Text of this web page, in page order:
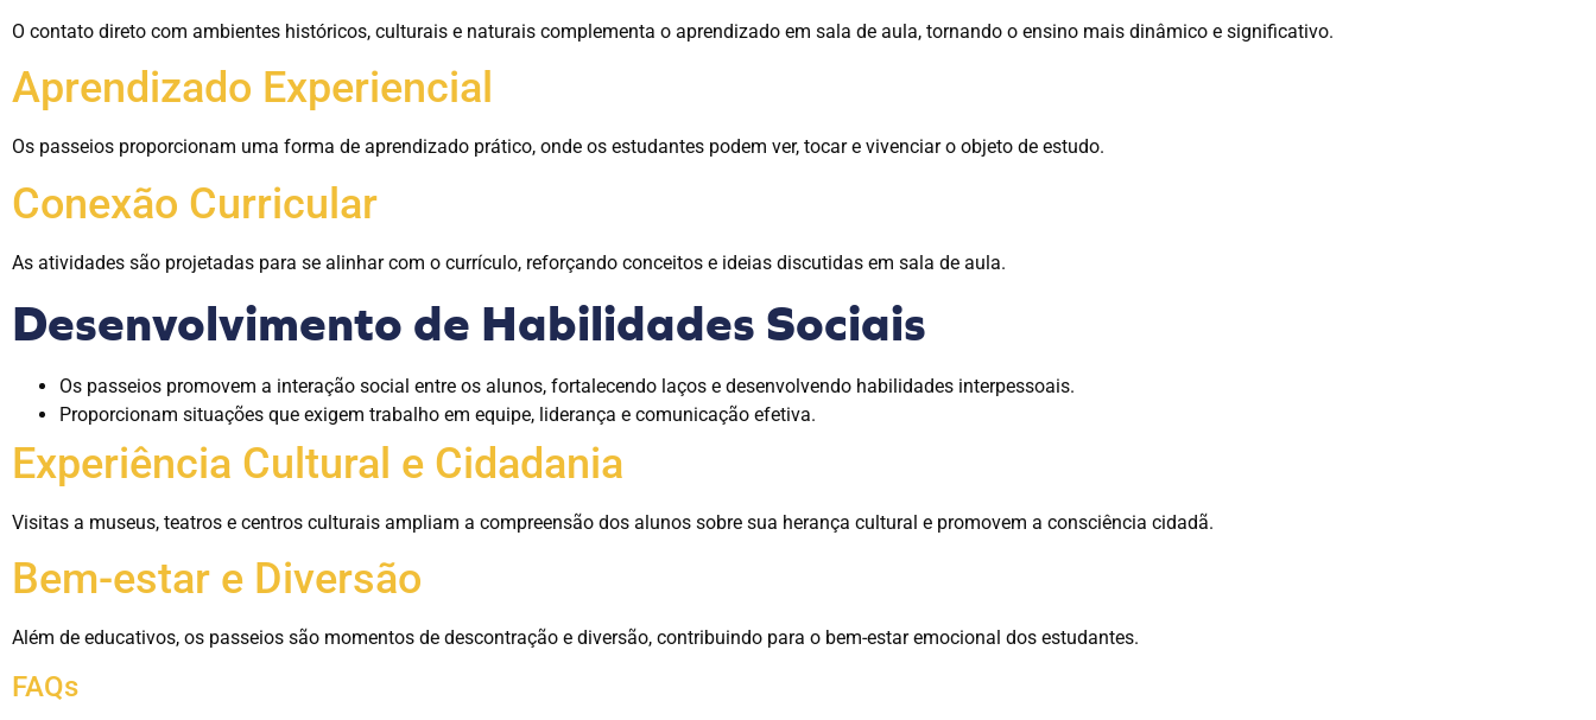
O contato direto com ambientes históricos, culturais e naturais complementa o aprendizado em sala de aula, tornando o ensino mais dinâmico e significativo.
Aprendizado Experiencial
Os passeios proporcionam uma forma de aprendizado prático, onde os estudantes podem ver, tocar e vivenciar o objeto de estudo.
Conexão Curricular
As atividades são projetadas para se alinhar com o currículo, reforçando conceitos e ideias discutidas em sala de aula.
Desenvolvimento de Habilidades Sociais
Os passeios promovem a interação social entre os alunos, fortalecendo laços e desenvolvendo habilidades interpessoais.
Proporcionam situações que exigem trabalho em equipe, liderança e comunicação efetiva.
Experiência Cultural e Cidadania
Visitas a museus, teatros e centros culturais ampliam a compreensão dos alunos sobre sua herança cultural e promovem a consciência cidadã.
Bem-estar e Diversão
Além de educativos, os passeios são momentos de descontração e diversão, contribuindo para o bem-estar emocional dos estudantes.
FAQs